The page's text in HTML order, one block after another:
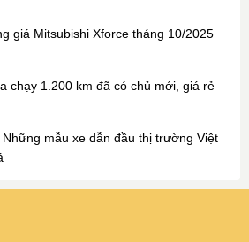
giá Mitsubishi Xforce tháng 10/2025
chạy 1.200 km đã có chủ mới, giá rẻ
mẫu xe dẫn đầu thị trường Việt